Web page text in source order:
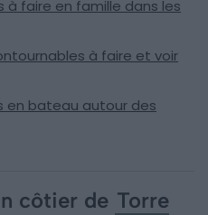
à faire en famille dans les
à faire et voir
en bateau autour des
côtier de Torre